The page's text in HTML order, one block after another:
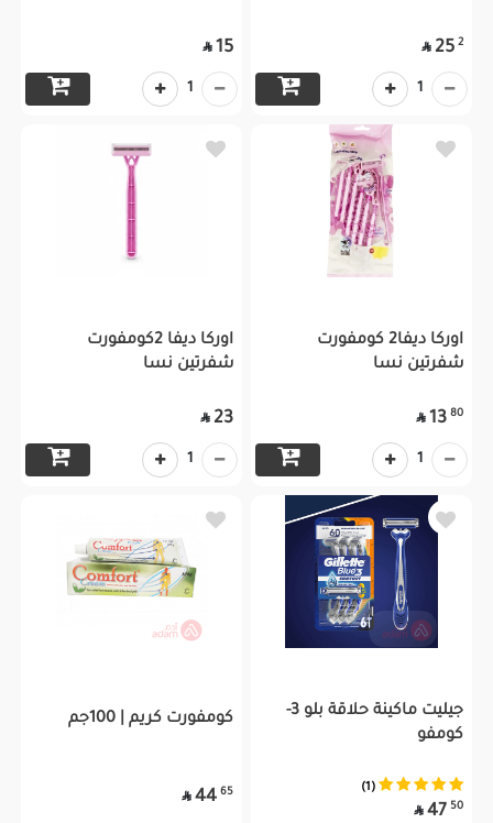
2
25

1
15

1
اوركا ديفا2 كومفورت
شفرتين نسا
80
13

1
اوركا ديفا 2كومفورت
شفرتين نسا
23

1
جيليت ماكينة حلاقة بلو 3-
كومفو
(1)
50
47

كومفورت كريم | 100جم
65
44
